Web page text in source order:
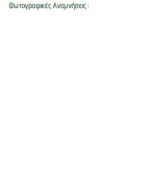
Φωτογραφικές Αναμνήσεις :